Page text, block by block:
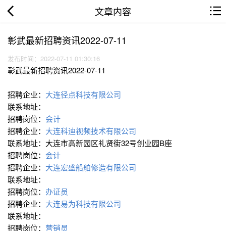
文章内容
彰武最新招聘资讯2022-07-11
发布时间：2022-07-11 01:30:16
彰武最新招聘资讯2022-07-11
招聘企业： 大连径点科技有限公司
联系地址：
招聘岗位： 会计
招聘企业： 大连科迪视频技术有限公司
联系地址：大连市高新园区礼贤街32号创业园B座
招聘岗位： 会计
招聘企业： 大连宏盛船舶修造有限公司
联系地址：
招聘岗位： 办证员
招聘企业： 大连易为科技有限公司
联系地址：
招聘岗位： 营销员